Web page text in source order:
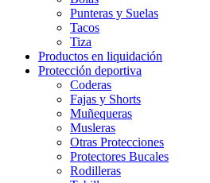
Punteras y Suelas
Tacos
Tiza
Productos en liquidación
Protección deportiva
Coderas
Fajas y Shorts
Muñequeras
Musleras
Otras Protecciones
Protectores Bucales
Rodilleras